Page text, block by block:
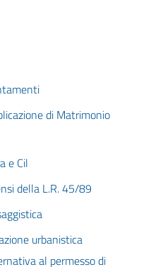
di Matrimonio
e Cil
della L.R. 45/89
urbanistica
al permesso di